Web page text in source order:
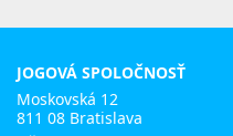
JOGOVÁ SPOLOČNOSŤ
Moskovská 12
811 08 Bratislava